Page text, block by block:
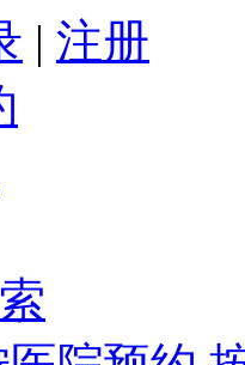
| 注册